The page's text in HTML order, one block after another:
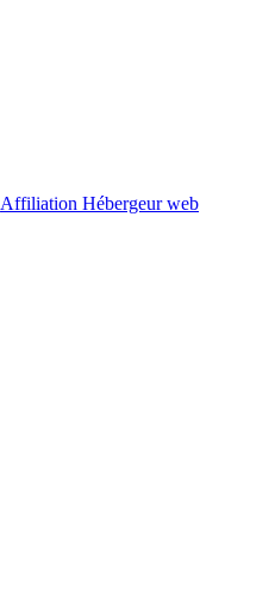
Affiliation Hébergeur web